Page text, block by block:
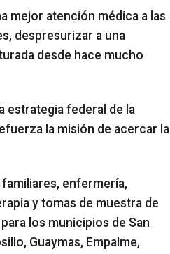
mejor atención médica a las
despresurizar a una
desde hace mucho
estrategia federal de la
la misión de acercar la
enfermería,
y tomas de muestra de
los municipios de San
Guaymas, Empalme,